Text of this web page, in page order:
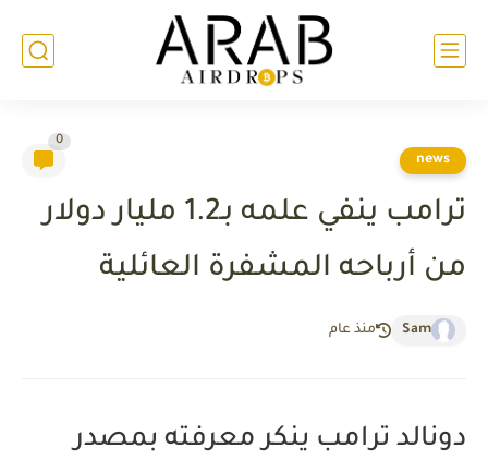
news
0
ترامب ينفي علمه بـ1.2 مليار دولار
من أرباحه المشفرة العائلية
Sam منذ عام
دونالد ترامب ينكر معرفته بمصدر